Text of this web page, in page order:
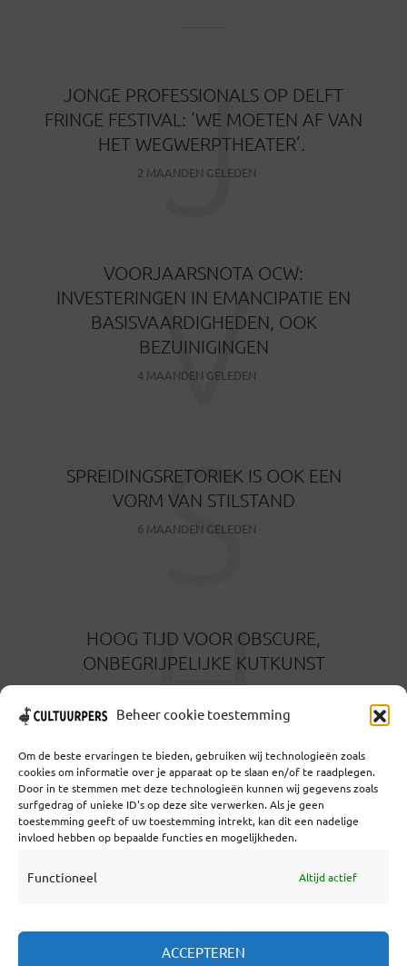
Beheer cookie toestemming
Om de beste ervaringen te bieden, gebruiken wij technologieën zoals
cookies om informatie over je apparaat op te slaan en/of te raadplegen.
Door in te stemmen met deze technologieën kunnen wij gegevens zoals
surfgedrag of unieke ID's op deze site verwerken. Als je geen
toestemming geeft of uw toestemming intrekt, kan dit een nadelige
invloed hebben op bepaalde functies en mogelijkheden.
Functioneel Altijd actief
ACCEPTEREN
JONGE PROFESSIONALS OP DELFT
FRINGE FESTIVAL: ‘WE MOETEN AF VAN
HET WEGWERPTHEATER’.
2 MAANDEN GELEDEN
J
VOORJAARSNOTA OCW:
INVESTERINGEN IN EMANCIPATIE EN
BASISVAARDIGHEDEN, OOK
BEZUINIGINGEN
4 MAANDEN GELEDEN
V
SPREIDINGSRETORIEK IS OOK EEN
VORM VAN STILSTAND
6 MAANDEN GELEDEN
S
HOOG TIJD VOOR OBSCURE,
ONBEGRIJPELIJKE KUTKUNST
H
Coöperatief Cultureel Persbureau U.A. | Salzburg 29 |
3524KS Utrecht | KvK: 55573592 |Btw: